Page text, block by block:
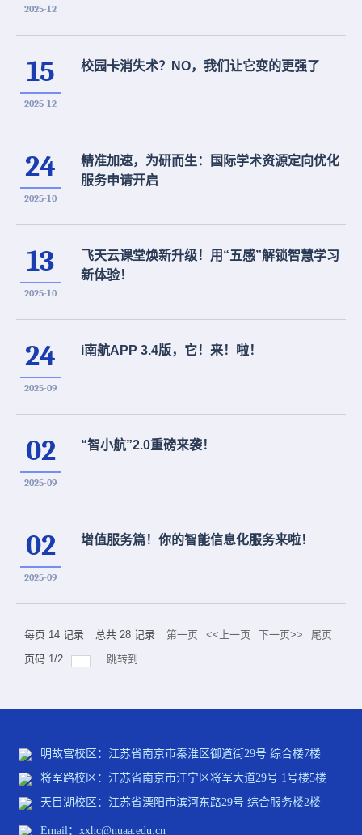
2025-12
15
2025-12
校园卡消失术？NO，我们让它变的更强了
24
2025-10
精准加速，为研而生：国际学术资源定向优化
服务申请开启
13
2025-10
飞天云课堂焕新升级！用“五感”解锁智慧学习
新体验！
24
2025-09
i南航APP 3.4版，它！来！啦！
02
2025-09
“智小航”2.0重磅来袭！
02
2025-09
增值服务篇！你的智能信息化服务来啦！
每页 14 记录 总共 28 记录 第一页 <<上一页 下一页>>
尾页
页码 1 /2 跳转到
明故宫校区：江苏省南京市秦淮区御道街29号 综合楼7楼
将军路校区：江苏省南京市江宁区将军大道29号 1号楼5楼
天目湖校区：江苏省溧阳市滨河东路29号 综合服务楼2楼
Email：xxhc@nuaa.edu.cn